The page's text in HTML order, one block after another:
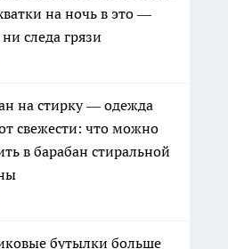
на ночь в это —
следа грязи
на стирку — одежда
свежести: что можно
в барабан стиральной
бутылки больше